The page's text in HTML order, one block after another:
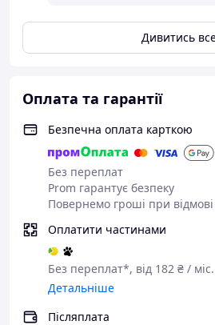
Дивитись
Оплата та гарантії
Безпечна оплата карткою
Без переплат
Prom гарантує безпеку
Повернемо гроші при відмові
Оплатити частинами
Без переплат*, від 182 ₴ / міс.
Детальніше
Післяплата